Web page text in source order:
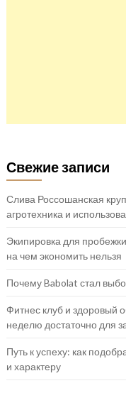
Свежие записи
Слива Россошанская
агротехника и
Экипировка для
на чем экономить нельзя
Почему Babolat стал
Фитнес клуб и здоровый
неделю достаточно для
Путь к успеху: как
и характеру